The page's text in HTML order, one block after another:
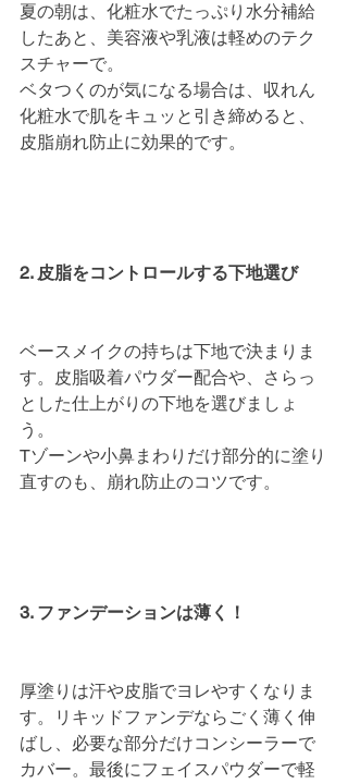
夏の朝は、化粧水でたっぷり水分補給
したあと、美容液や乳液は軽めのテク
スチャーで。
ベタつくのが気になる場合は、収れん
化粧水で肌をキュッと引き締めると、
皮脂崩れ防止に効果的です。
2. 皮脂をコントロールする下地選び
ベースメイクの持ちは下地で決まりま
す。皮脂吸着パウダー配合や、さらっ
とした仕上がりの下地を選びましょ
う。
Tゾーンや小鼻まわりだけ部分的に塗り
直すのも、崩れ防止のコツです。
3. ファンデーションは薄く！
厚塗りは汗や皮脂でヨレやすくなりま
す。リキッドファンデならごく薄く伸
ばし、必要な部分だけコンシーラーで
カバー。最後にフェイスパウダーで軽